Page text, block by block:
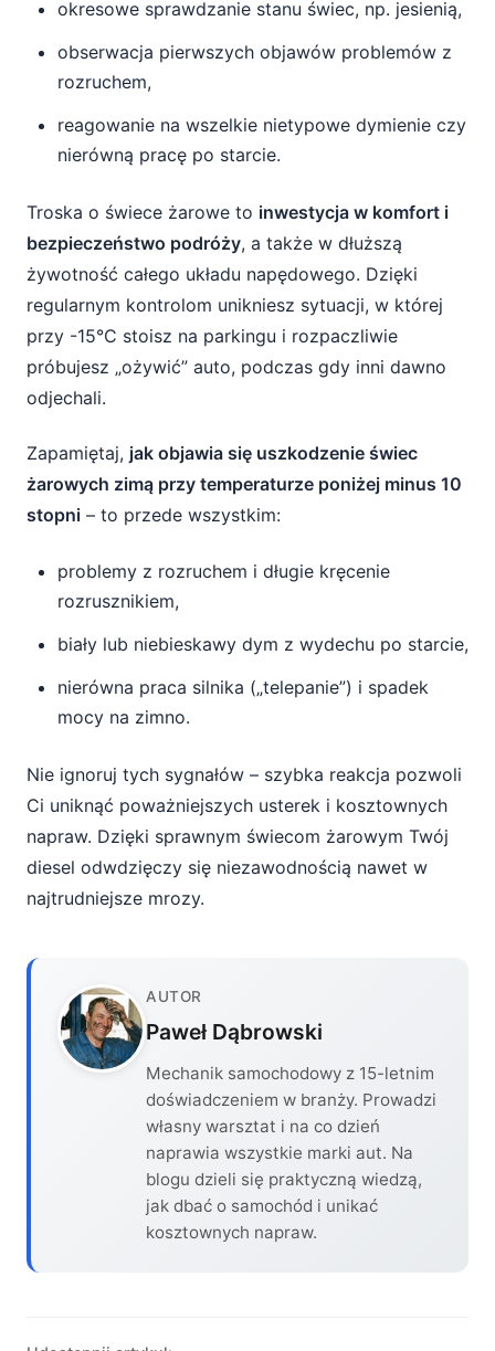
okresowe sprawdzanie stanu świec, np. jesienią,
obserwacja pierwszych objawów problemów z
rozruchem,
reagowanie na wszelkie nietypowe dymienie czy
nierówną pracę po starcie.
Troska o świece żarowe to inwestycja w komfort i
bezpieczeństwo podróży, a także w dłuższą
żywotność całego układu napędowego. Dzięki
regularnym kontrolom unikniesz sytuacji, w której
przy -15°C stoisz na parkingu i rozpaczliwie
próbujesz „ożywić” auto, podczas gdy inni dawno
odjechali.
Zapamiętaj, jak objawia się uszkodzenie świec
żarowych zimą przy temperaturze poniżej minus 10
stopni – to przede wszystkim:
problemy z rozruchem i długie kręcenie
rozrusznikiem,
biały lub niebieskawy dym z wydechu po starcie,
nierówna praca silnika („telepanie”) i spadek
mocy na zimno.
Nie ignoruj tych sygnałów – szybka reakcja pozwoli
Ci uniknąć poważniejszych usterek i kosztownych
napraw. Dzięki sprawnym świecom żarowym Twój
diesel odwdzięczy się niezawodnością nawet w
najtrudniejsze mrozy.
AUTOR
Paweł Dąbrowski
Mechanik samochodowy z 15-letnim
doświadczeniem w branży. Prowadzi
własny warsztat i na co dzień
naprawia wszystkie marki aut. Na
blogu dzieli się praktyczną wiedzą,
jak dbać o samochód i unikać
kosztownych napraw.